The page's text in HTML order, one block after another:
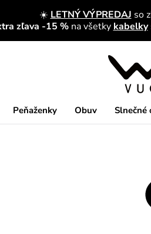
☀️ LETNÝ VÝPREDAJ so
zľava -15 %na všetky kabelky
Peňaženky Obuv Slnečné